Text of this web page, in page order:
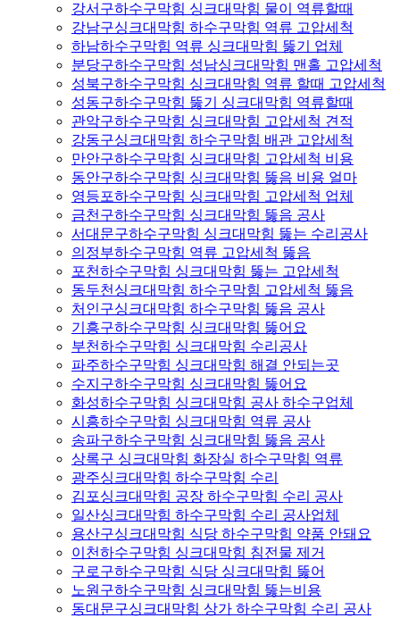
강서구하수구막힘 싱크대막힘 물이 역류할때
강남구싱크대막힘 하수구막힘 역류 고압세척
하남하수구막힘 역류 싱크대막힘 뚫기 업체
분당구하수구막힘 성남싱크대막힘 맨홀 고압세척
성북구하수구막힘 싱크대막힘 역류 할때 고압세척
성동구하수구막힘 뚫기 싱크대막힘 역류할때
관악구하수구막힘 싱크대막힘 고압세척 견적
강동구싱크대막힘 하수구막힘 배관 고압세척
만안구하수구막힘 싱크대막힘 고압세척 비용
동안구하수구막힘 싱크대막힘 뚫음 비용 얼마
영등포하수구막힘 싱크대막힘 고압세척 업체
금천구하수구막힘 싱크대막힘 뚫음 공사
서대문구하수구막힘 싱크대막힘 뚫는 수리공사
의정부하수구막힘 역류 고압세척 뚫음
포천하수구막힘 싱크대막힘 뚫는 고압세척
동두천싱크대막힘 하수구막힘 고압세척 뚫음
처인구싱크대막힘 하수구막힘 뚫음 공사
기흥구하수구막힘 싱크대막힘 뚫어요
부천하수구막힘 싱크대막힘 수리공사
파주하수구막힘 싱크대막힘 해결 안되는곳
수지구하수구막힘 싱크대막힘 뚫어요
화성하수구막힘 싱크대막힘 공사 하수구업체
시흥하수구막힘 싱크대막힘 역류 공사
송파구하수구막힘 싱크대막힘 뚫음 공사
상록구 싱크대막힘 화장실 하수구막힘 역류
광주싱크대막힘 하수구막힘 수리
김포싱크대막힘 공장 하수구막힘 수리 공사
일산싱크대막힘 하수구막힘 수리 공사업체
용산구싱크대막힘 식당 하수구막힘 약품 안돼요
이천하수구막힘 싱크대막힘 침전물 제거
구로구하수구막힘 식당 싱크대막힘 뚫어
노원구하수구막힘 싱크대막힘 뚫는비용
동대문구싱크대막힘 상가 하수구막힘 수리 공사